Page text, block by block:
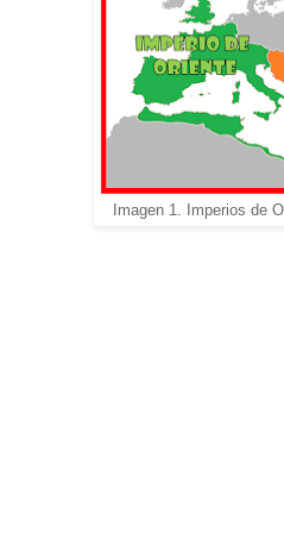
Imagen 1. Imperios de